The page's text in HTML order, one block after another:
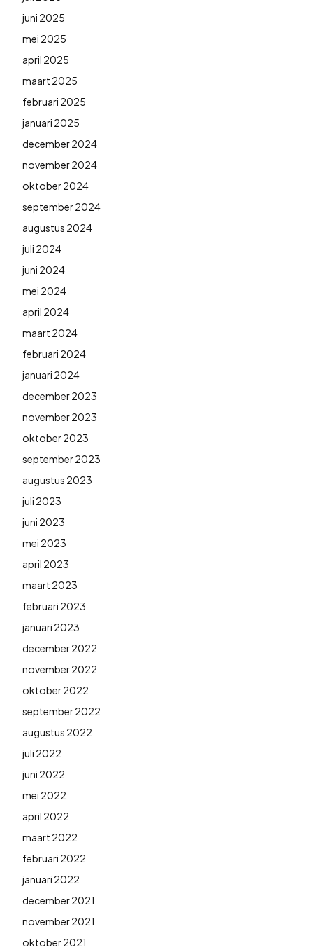
juni 2025
mei 2025
april 2025
maart 2025
februari 2025
januari 2025
december 2024
november 2024
oktober 2024
september 2024
augustus 2024
juli 2024
juni 2024
mei 2024
april 2024
maart 2024
februari 2024
januari 2024
december 2023
november 2023
oktober 2023
september 2023
augustus 2023
juli 2023
juni 2023
mei 2023
april 2023
maart 2023
februari 2023
januari 2023
december 2022
november 2022
oktober 2022
september 2022
augustus 2022
juli 2022
juni 2022
mei 2022
april 2022
maart 2022
februari 2022
januari 2022
december 2021
november 2021
oktober 2021